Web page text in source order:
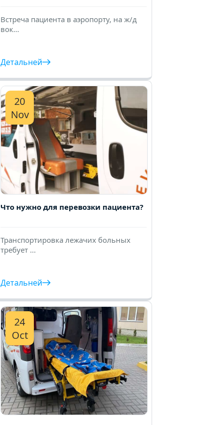
Встреча пациента в аэропорту, на ж/д
вок...
Детальней
Что нужно для перевозки пациента?
Транспортировка лежачих больных
требует ...
Детальней